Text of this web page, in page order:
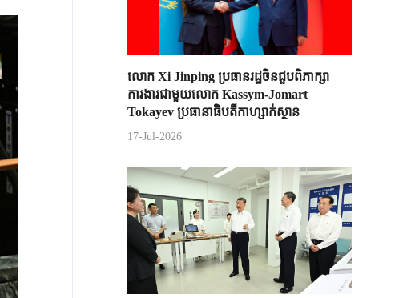
លោក Xi Jinping ប្រធានរដ្ឋចិន​ជួបពិភាក្សា​
ការងារជាមួយ​លោក Kassym-Jomart ​
Tokayev ​ប្រធានាធិបតី​កាហ្សាក់ស្ថាន​
17-Jul-2026